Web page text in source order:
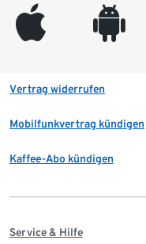
appleinc android
Vertrag widerrufen
Mobilfunkvertrag kündigen
Kaffee-Abo kündigen
Service & Hilfe